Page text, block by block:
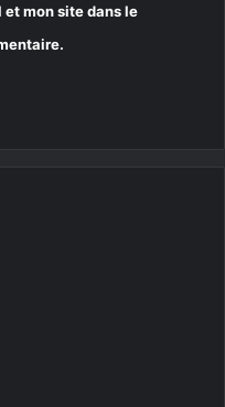
mon site dans le